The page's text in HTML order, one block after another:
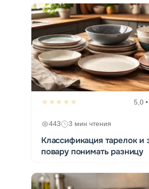
★★★★★ 5,0
443 3 мин чтения
Классификация тарелок и
повару понимать разницу